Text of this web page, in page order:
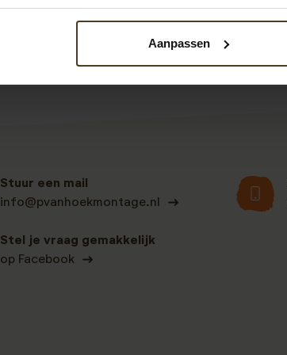
Aanpassen
Stuur een mail
info@pvanhoekmontage.nl
Stel je vraag gemakkelijk
op Facebook